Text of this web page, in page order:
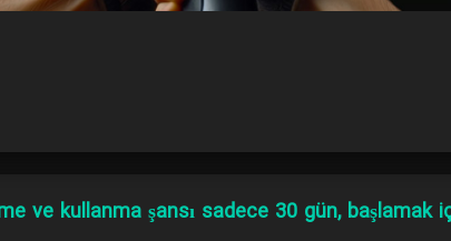
ve kullanma şansı sadece 30 gün, başlamak